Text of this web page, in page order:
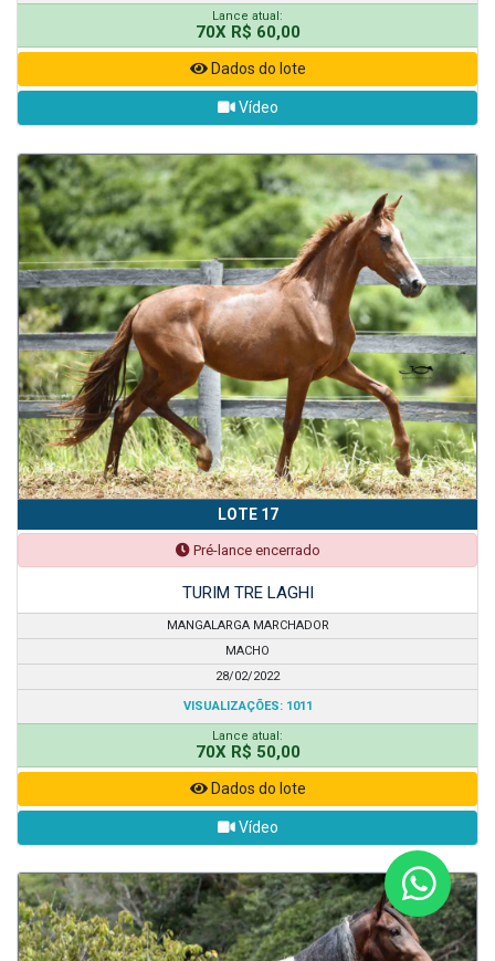
Lance atual:
70X R$ 60,00
Dados do lote
Vídeo
LOTE 17
Pré-lance encerrado
TURIM TRE LAGHI
MANGALARGA MARCHADOR
MACHO
28/02/2022
VISUALIZAÇÕES: 1011
Lance atual:
70X R$ 50,00
Dados do lote
Vídeo